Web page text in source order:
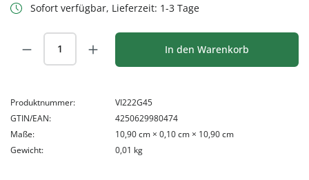
Sofort verfügbar, Lieferzeit: 1-3 Tage
Produkt Anzahl: Gib den gewünschten
In den Warenkorb
Produktnummer:
VI222G45
GTIN/EAN:
4250629980474
Maße:
10,90 cm × 0,10 cm × 10,90 cm
Gewicht:
0,01 kg